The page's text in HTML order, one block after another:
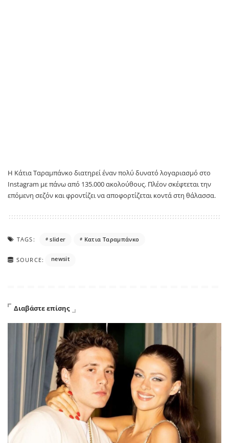
Η Κάτια Ταραμπάνκο διατηρεί έναν πολύ δυνατό λογαριασμό στο
Instagram με πάνω από 135.000 ακολούθους. Πλέον σκέφτεται την
επόμενη σεζόν και φροντίζει να αποφορτίζεται κοντά στη θάλασσα.
TAGS: slider Κατια Ταραμπάνκο
SOURCE: newsit
Διαβάστε επίσης